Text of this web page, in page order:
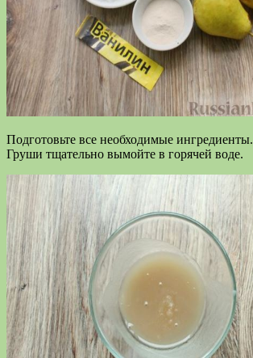
Подготовьте все необходимые ингредиенты.
Груши тщательно вымойте в горячей воде.